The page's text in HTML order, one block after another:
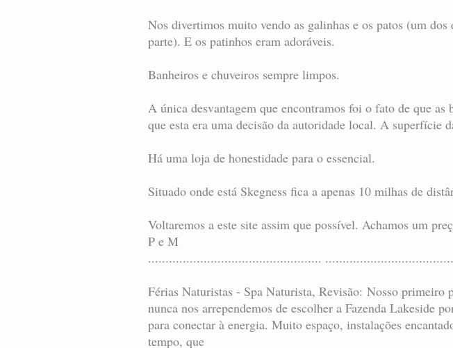
Nos divertimos muito vendo as galinhas e os patos (um
parte). E os patinhos eram adoráveis.
Banheiros e chuveiros sempre limpos.
A única desvantagem que encontramos foi o fato de que as
que esta era uma decisão da autoridade local. A superfície
Há uma loja de honestidade para o essencial.
Situado onde está Skegness fica a apenas 10 milhas de
Voltaremos a este site assim que possível. Achamos um
P e M
..................................................
Férias Naturistas - Spa Naturista, Revisão: Nosso primeiro
nunca nos arrependemos de escolher a Fazenda Lakeside
para conectar à energia. Muito espaço, instalações
tempo, que